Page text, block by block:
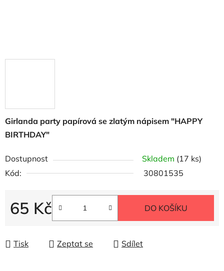
Girlanda party papírová se zlatým nápisem "HAPPY
BIRTHDAY"
Dostupnost Skladem (17 ks)
Kód:
30801535
65 Kč
Měrná cena:
DO KOŠÍKU
Tisk Zeptat se Sdílet